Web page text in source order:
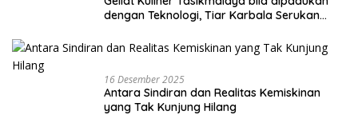
dengan Teknologi, Tiar Karbala Serukan
16 Desember 2025
Antara Sindiran dan Realitas Kemiskinan
yang Tak Kunjung Hilang